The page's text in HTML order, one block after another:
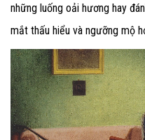
những luống oải hương hay
mắt thấu hiểu và ngưỡng mộ